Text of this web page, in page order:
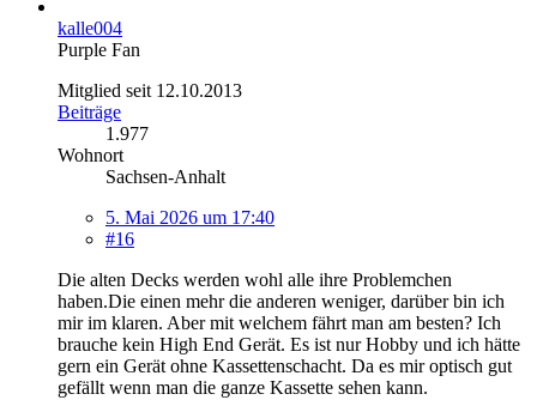
kalle004
Purple Fan
Mitglied seit 12.10.2013
Beiträge
1.977
Wohnort
Sachsen-Anhalt
5. Mai 2026 um 17:40
#16
Die alten Decks werden wohl alle ihre Problemchen
haben.Die einen mehr die anderen weniger, darüber bin ich
mir im klaren. Aber mit welchem fährt man am besten? Ich
brauche kein High End Gerät. Es ist nur Hobby und ich hätte
gern ein Gerät ohne Kassettenschacht. Da es mir optisch gut
gefällt wenn man die ganze Kassette sehen kann.